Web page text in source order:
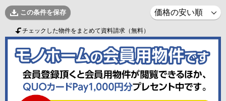
この条件を保存
チェックした物件をまとめて資料請求（無料）